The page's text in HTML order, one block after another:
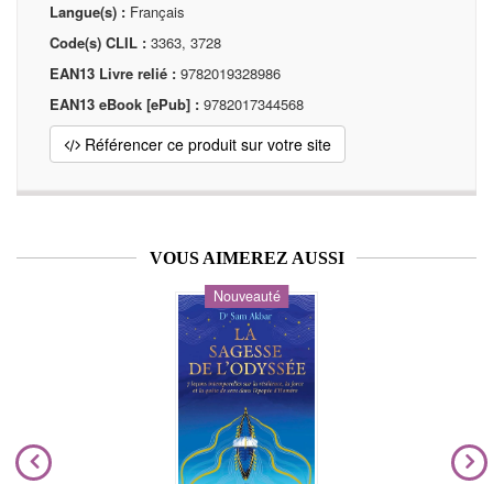
Langue(s) : Français
Code(s) CLIL : 3363, 3728
EAN13 Livre relié : 9782019328986
EAN13 eBook [ePub] : 9782017344568
Référencer ce produit sur votre site
VOUS AIMEREZ AUSSI
Nouveauté